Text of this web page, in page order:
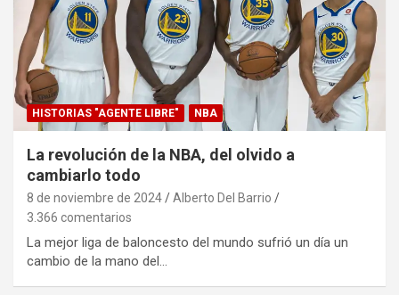
HISTORIAS "AGENTE LIBRE" NBA
La revolución de la NBA, del olvido a
cambiarlo todo
8 de noviembre de 2024
Alberto Del Barrio
3.366 comentarios
La mejor liga de baloncesto del mundo sufrió un día un
cambio de la mano del…